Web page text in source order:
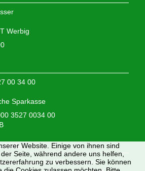
Werbig
00 34 00
Sparkasse
3527 0034 00
Hilfe,
staatliche Hilfe, sondern
Website. Einige von ihnen sind
Seite, während andere uns helfen,
zu verbessern. Sie können